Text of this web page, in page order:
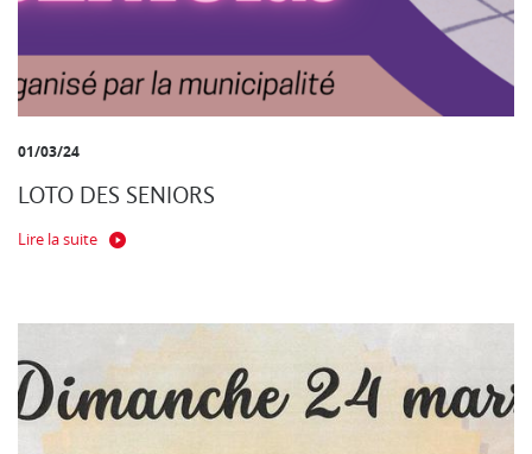
01/03/24
LOTO DES SENIORS
Lire la suite